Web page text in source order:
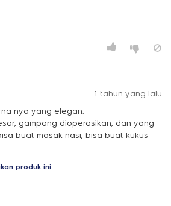
1 tahun yang lalu
nya yang elegan.
gampang dioperasikan, dan yang
buat masak nasi, bisa buat kukus
produk ini.